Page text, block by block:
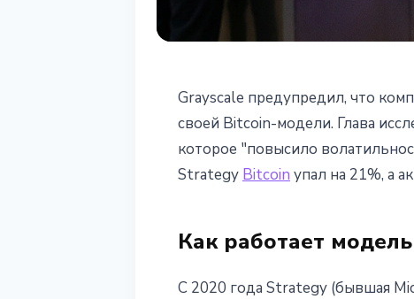
Grayscale:
стресс-тестом,
Grayscale предупредил, что
своей Bitcoin-модели. Глава
которое "повысило
Strategy Bitcoin упал на 21%, а
Как работает
С 2020 года Strategy (бывшая